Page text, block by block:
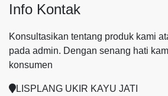
Info Kontak
Konsultasikan tentang produk kami
pada admin. Dengan senang hati
konsumen
LISPLANG UKIR KAYU JATI